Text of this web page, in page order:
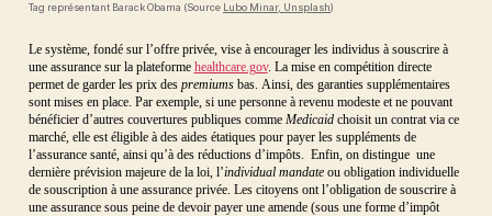
Tag représentant Barack Obama (Source Lubo Minar, Unsplash)
Le système, fondé sur l’offre privée, vise à encourager les individus à souscrire à
une assurance sur la plateforme healthcare.gov. La mise en compétition directe
permet de garder les prix des premiums bas. Ainsi, des garanties supplémentaires
sont mises en place. Par exemple, si une personne à revenu modeste et ne pouvant
bénéficier d’autres couvertures publiques comme Medicaidchoisit un contrat via ce
marché, elle est éligible à des aides étatiques pour payer les suppléments de
l’assurance santé, ainsi qu’à des réductions d’impôts. Enfin, on distingue une
dernière prévision majeure de la loi, l’individual mandateou obligation individuelle
de souscription à une assurance privée. Les citoyens ont l’obligation de souscrire à
une assurance sous peine de devoir payer une amende (sous une forme d’impôt